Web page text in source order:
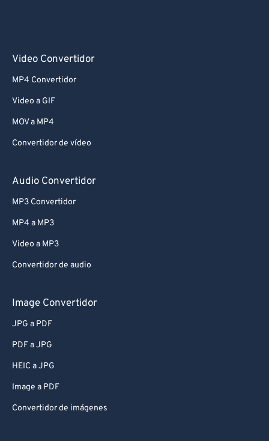
Video Convertidor
MP4 Convertidor
Video a GIF
MOV a MP4
Convertidor de vídeo
Audio Convertidor
MP3 Convertidor
MP4 a MP3
Video a MP3
Convertidor de audio
Image Convertidor
JPG a PDF
PDF a JPG
HEIC a JPG
Image a PDF
Convertidor de imágenes